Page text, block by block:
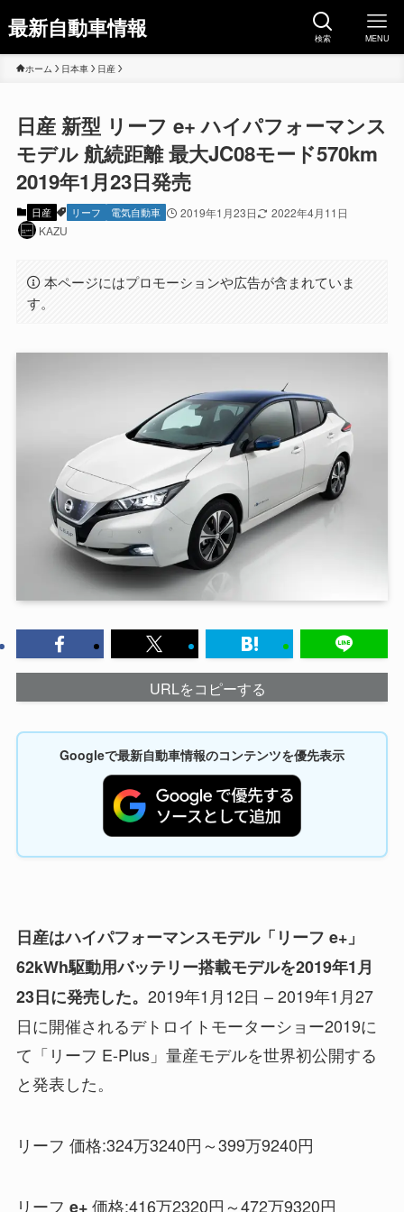
最新自動車情報 検索 MENU
ホーム 日本車 日産
日産 新型 リーフ e+ ハイパフォーマンス
モデル 航続距離 最大JC08モード570km
2019年1月23日発売
日産 リーフ 電気自動車 2019年1月23日
2022年4月11日
KAZU
本ページにはプロモーションや広告が含まれていま
す。
URLをコピーする
Googleで最新自動車情報のコンテンツを優先表示
日産はハイパフォーマンスモデル「リーフ e+」
62kWh駆動用バッテリー搭載モデルを2019年1月
23日に発売した。 2019年1月12日 – 2019年1月27
日に開催されるデトロイトモーターショー2019に
て「リーフ E-Plus」量産モデルを世界初公開する
と発表した。
リーフ 価格:324万3240円～399万9240円
リーフ e+価格:416万2320円～472万9320円